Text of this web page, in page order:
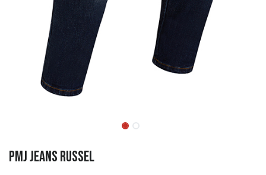
PMJ Jeans Russel